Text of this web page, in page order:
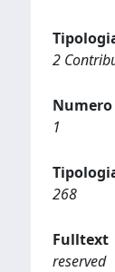
2
1
268
Fulltext
reserved